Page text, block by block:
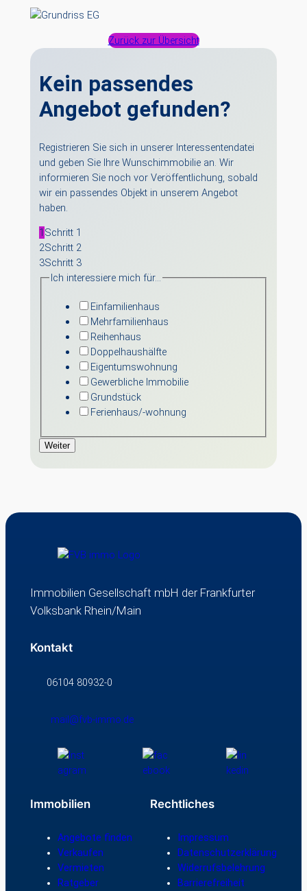
Zurück zur Übersicht
Kein passendes
Angebot gefunden?
Registrieren Sie sich in unserer Interessentendatei
und geben Sie Ihre Wunschimmobilie an. Wir
informieren Sie noch vor Veröffentlichung, sobald
wir ein passendes Objekt in unserem Angebot
haben.
1 Schritt 1
2Schritt 2
3Schritt 3
Ich interessiere mich für…
Einfamilienhaus
Mehrfamilienhaus
Reihenhaus
Doppelhaushälfte
Eigentumswohnung
Gewerbliche Immobilie
Grundstück
Ferienhaus/-wohnung
Weiter
Immobilien Gesellschaft mbH der Frankfurter
Volksbank Rhein/Main
Kontakt
06104 80932-0
mail@fvb-immo.de
Immobilien
Angebote finden
Verkaufen
Vermieten
Ratgeber
Rechtliches
Impressum
Datenschutzerklärung
Widerrufsbelehrung
Barrierefreiheit